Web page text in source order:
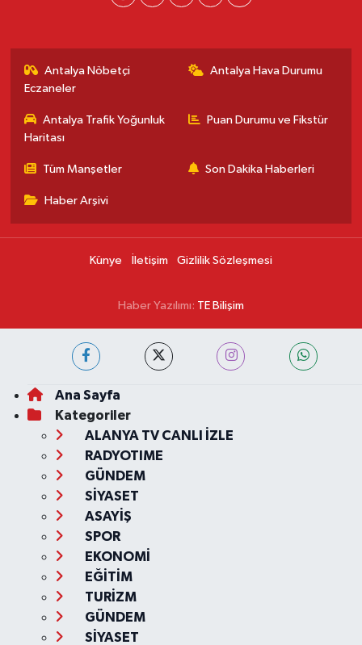
Antalya Nöbetçi
Eczaneler
Antalya Hava Durumu
Antalya Trafik Yoğunluk
Haritası
Puan Durumu ve Fikstür
Tüm Manşetler Son Dakika Haberleri
Haber Arşivi
Künye İletişim Gizlilik Sözleşmesi
Haber Yazılımı: TE Bilişim
Ana Sayfa
Kategoriler
ALANYA TV CANLI İZLE
RADYOTIME
GÜNDEM
SİYASET
ASAYİŞ
SPOR
EKONOMİ
EĞİTİM
TURİZM
GÜNDEM
SİYASET